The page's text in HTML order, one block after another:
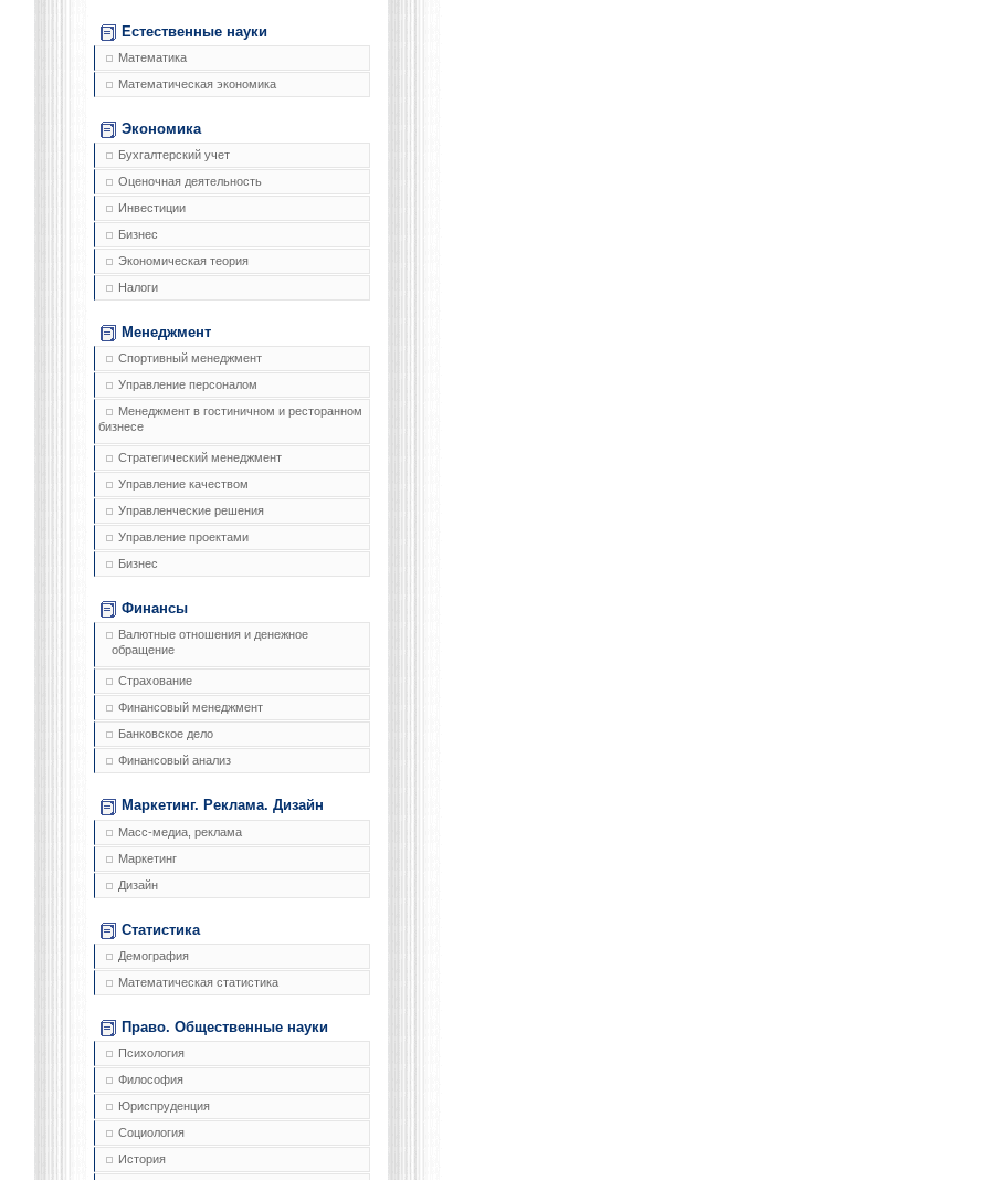
Естественные науки
Математика
Математическая экономика
Экономика
Бухгалтерский учет
Оценочная деятельность
Инвестиции
Бизнес
Экономическая теория
Налоги
Менеджмент
Спортивный менеджмент
Управление персоналом
Менеджмент в гостиничном и ресторанном
бизнесе
Стратегический менеджмент
Управление качеством
Управленческие решения
Управление проектами
Бизнес
Финансы
Валютные отношения и денежное
обращение
Страхование
Финансовый менеджмент
Банковское дело
Финансовый анализ
Маркетинг. Реклама. Дизайн
Масс-медиа, реклама
Маркетинг
Дизайн
Статистика
Демография
Математическая статистика
Право. Общественные науки
Психология
Философия
Юриспруденция
Социология
История